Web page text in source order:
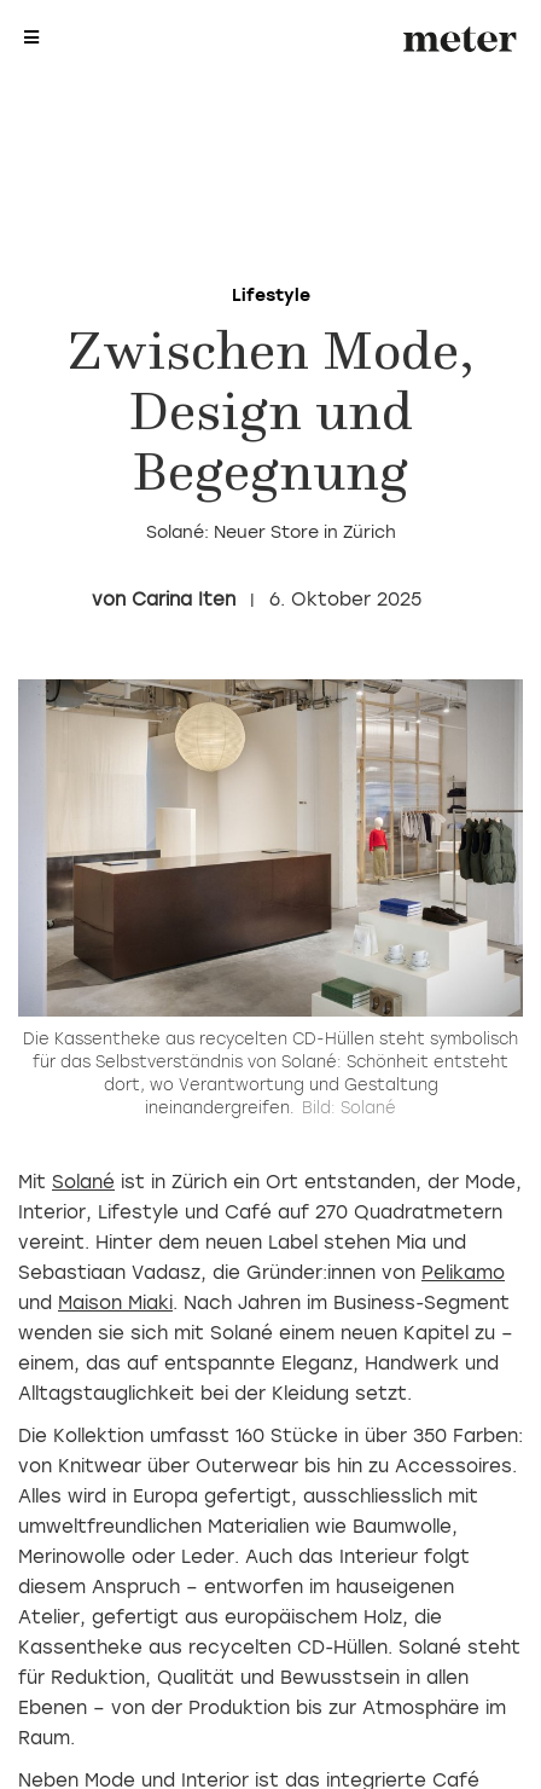
Lifestyle
Zwischen Mode,
Design und
Begegnung
Solané: Neuer Store in Zürich
Carina Iten 6. Oktober 2025
Die Kassentheke aus recycelten CD-Hüllen steht symbolisch
für das Selbstverständnis von Solané: Schönheit entsteht
dort, wo Verantwortung und Gestaltung
ineinandergreifen.
Bild: Solané
Mit Solané ist in Zürich ein Ort entstanden, der Mode,
Interior, Lifestyle und Café auf 270 Quadratmetern
vereint. Hinter dem neuen Label stehen Mia und
Sebastiaan Vadasz, die Gründer:innen von Pelikamo
und Maison Miaki. Nach Jahren im Business-Segment
wenden sie sich mit Solané einem neuen Kapitel zu –
einem, das auf entspannte Eleganz, Handwerk und
Alltagstauglichkeit bei der Kleidung setzt.
Die Kollektion umfasst 160 Stücke in über 350 Farben:
von Knitwear über Outerwear bis hin zu Accessoires.
Alles wird in Europa gefertigt, ausschliesslich mit
umweltfreundlichen Materialien wie Baumwolle,
Merinowolle oder Leder. Auch das Interieur folgt
diesem Anspruch – entworfen im hauseigenen
Atelier, gefertigt aus europäischem Holz, die
Kassentheke aus recycelten CD-Hüllen. Solané steht
für Reduktion, Qualität und Bewusstsein in allen
Ebenen – von der Produktion bis zur Atmosphäre im
Raum.
Neben Mode und Interior ist das integrierte Café